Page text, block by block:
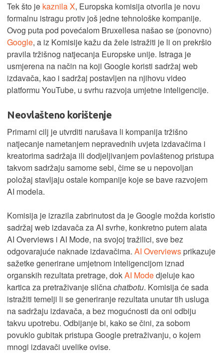
Tek što je kaznila X, Europska komisija otvorila je novu
formalnu istragu protiv još jedne tehnološke kompanije.
Ovog puta pod povećalom Bruxellesa našao se (ponovno)
Google, a iz Komisije kažu da žele istražiti je li on prekršio
pravila tržišnog natjecanja Europske unije. Istraga je
usmjerena na način na koji Google koristi sadržaj web
izdavača, kao i sadržaj postavljen na njihovu video
platformu YouTube, u svrhu razvoja umjetne inteligencije.
Neovlašteno korištenje
Primarni cilj je utvrditi narušava li kompanija tržišno
natjecanje nametanjem nepravednih uvjeta izdavačima i
kreatorima sadržaja ili dodjeljivanjem povlaštenog pristupa
takvom sadržaju samome sebi, čime se u nepovoljan
položaj stavljaju ostale kompanije koje se bave razvojem
AI modela.
Komisija je izrazila zabrinutost da je Google možda koristio
sadržaj web izdavača za AI svrhe, konkretno putem alata
AI Overviews i AI Mode, na svojoj tražilici, sve bez
odgovarajuće naknade izdavačima. AI Overviews prikazuje
sažetke generirane umjetnom inteligencijom iznad
organskih rezultata pretrage, dokAI Modedjeluje kao
kartica za pretraživanje sličnachatbotu. Komisija će sada
istražiti temelji li se generiranje rezultata unutar tih usluga
na sadržaju izdavača, a bez mogućnosti da oni odbiju
takvu upotrebu. Odbijanje bi, kako se čini, za sobom
povuklo gubitak pristupa Google pretraživanju, o kojem
mnogi izdavači uvelike ovise.